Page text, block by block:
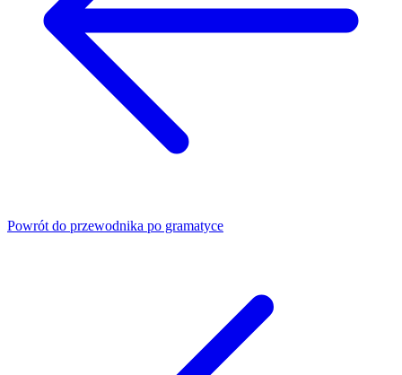
Powrót do przewodnika po gramatyce